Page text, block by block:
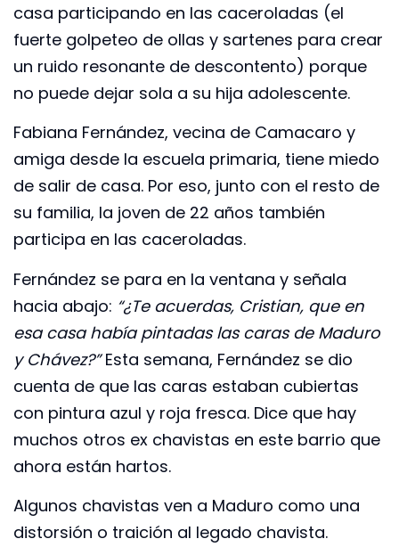
casa participando en las caceroladas (el
fuerte golpeteo de ollas y sartenes para crear
un ruido resonante de descontento) porque
no puede dejar sola a su hija adolescente.
Fabiana Fernández, vecina de Camacaro y
amiga desde la escuela primaria, tiene miedo
de salir de casa. Por eso, junto con el resto de
su familia, la joven de 22 años también
participa en las caceroladas.
Fernández se para en la ventana y señala
hacia abajo: “¿Te acuerdas, Cristian, que en
esa casa había pintadas las caras de Maduro
y Chávez?”Esta semana, Fernández se dio
cuenta de que las caras estaban cubiertas
con pintura azul y roja fresca. Dice que hay
muchos otros ex chavistas en este barrio que
ahora están hartos.
Algunos chavistas ven a Maduro como una
distorsión o traición al legado chavista.